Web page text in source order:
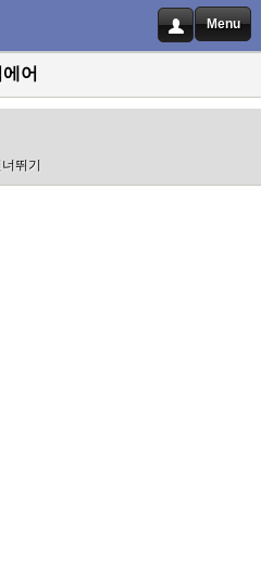
Menu
어
뛰기